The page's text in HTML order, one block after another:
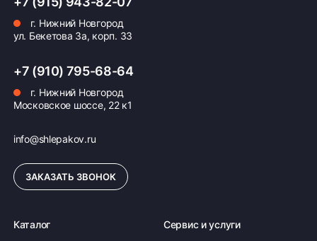
Возможна картой, наличными при получении,
также доступно оформление кредита и
формирование счёта для Юр.Лица
г. Нижний Новгород
ул. Бекетова 3а, корп. 33
+7 (910) 795-68-64
г. Нижний Новгород
Московское шоссе, 22 к1
info@shlepakov.ru
ЗАКАЗАТЬ ЗВОНОК
Каталог Сервис и услуги